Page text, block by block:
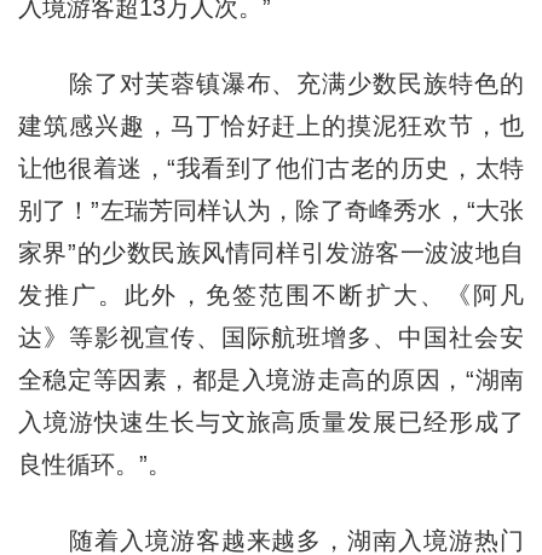
入境游客超13万人次。”
除了对芙蓉镇瀑布、充满少数民族特色的
建筑感兴趣，马丁恰好赶上的摸泥狂欢节，也
让他很着迷，“我看到了他们古老的历史，太特
别了！”左瑞芳同样认为，除了奇峰秀水，“大张
家界”的少数民族风情同样引发游客一波波地自
发推广。此外，免签范围不断扩大、《阿凡
达》等影视宣传、国际航班增多、中国社会安
全稳定等因素，都是入境游走高的原因，“湖南
入境游快速生长与文旅高质量发展已经形成了
良性循环。”。
随着入境游客越来越多，湖南入境游热门